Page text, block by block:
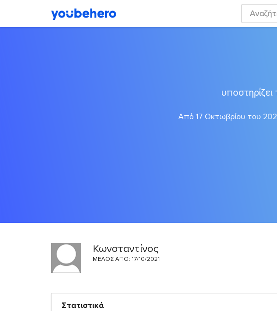
Από 17 Οκτωβρίου του
Κωνσταντίνος
ΜΈΛΟΣ ΑΠΌ: 17/10/2021
Στατιστικά